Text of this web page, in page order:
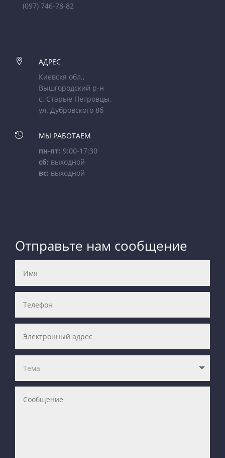
(097) 746-78-82

АДРЕС
Киевскя обл.,
Вышгородский р-н
с. Старые Петровцы,
ул. Дубровского 8б

МЫ РАБОТАЕМ
пн-пт: 9:00-17:30
сб: выходной
вс: выходной
Отправьте нам сообщение